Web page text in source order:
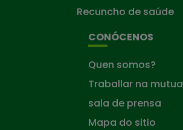
Recuncho de saúde
CONÓCENOS
Quen somos?
Traballar na mutua
sala de prensa
Mapa do sitio